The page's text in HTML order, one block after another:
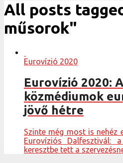
All posts
műsorok"
Eurovízió 2020
Eurovízió 2020:
közmédiumok
jövő hétre
Szinte még most is nehéz
Eurovíziós Dalfesztivál:
keresztbe tett a